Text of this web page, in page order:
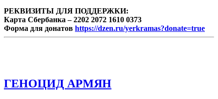
РЕКВИЗИТЫ ДЛЯ ПОДДЕРЖКИ:
Карта Сбербанка – 2202 2072 1610 0373
Форма для донатов https://dzen.ru/yerkramas?donate=true
ГЕНОЦИД АРМЯН